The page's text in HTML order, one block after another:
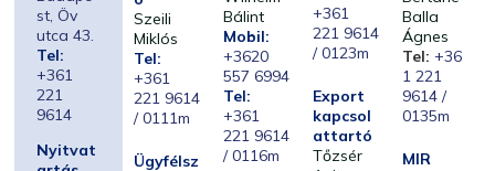
st, Öv
utca 43.
Tel:
+361
221
9614
Nyitvat
Szeili
Miklós
Tel:
+361
221 9614
/ 0111m
Ügyfélsz
Bálint
Mobil:
+3620
557 6994
Tel:
+361
221 9614
/ 0116m
+361
221 9614
/ 0123m
Export
kapcsol
attartó
Tőzsér
Balla
Ágnes
Tel: +36
1 221
9614 /
0135m
MIR